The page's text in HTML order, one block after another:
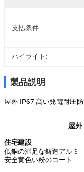
支払条件:
ハイライト:
製品説明
屋外 IP67 高い発電耐圧
屋外
住宅建設
低銅の満足な鋳造アルミ
安全黄色い粉のコート